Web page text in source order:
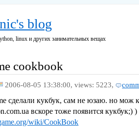
blog
linux и других занимательных вещах
cookbook
2006-08-05 13:38:00, views: 5223,
сделали кукбук, сам не юзаю. но мож
вскоре тоже появится кукбук;) )
wiki/CookBook